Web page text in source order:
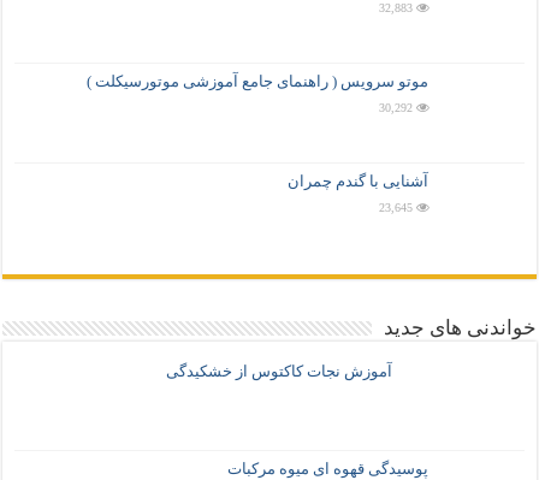
32,883
موتو سرویس ( راهنمای جامع آموزشی موتورسیکلت )
30,292
آشنایی با گندم چمران
23,645
خواندنی های جدید
آموزش نجات کاکتوس از خشکیدگی
پوسیدگی قهوه ای میوه مرکبات